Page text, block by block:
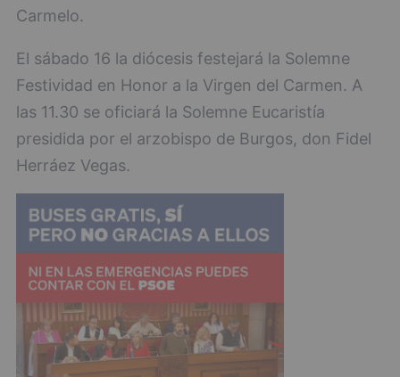
Carmelo.
El sábado 16 la diócesis festejará la Solemne
Festividad en Honor a la Virgen del Carmen. A
las 11.30 se oficiará la Solemne Eucaristía
presidida por el arzobispo de Burgos, don Fidel
Herráez Vegas.